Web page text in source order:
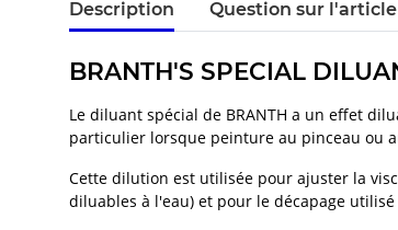
Description Question sur l'article
BRANTH'S SPECIAL
Le diluant spécial de BRANTH a un effet
particulier lorsque peinture au pinceau ou
Cette dilution est utilisée pour ajuster la
diluables à l'eau) et pour le décapage